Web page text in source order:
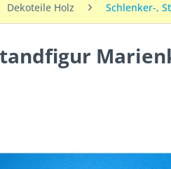
Dekoteile Holz Schlenker-,